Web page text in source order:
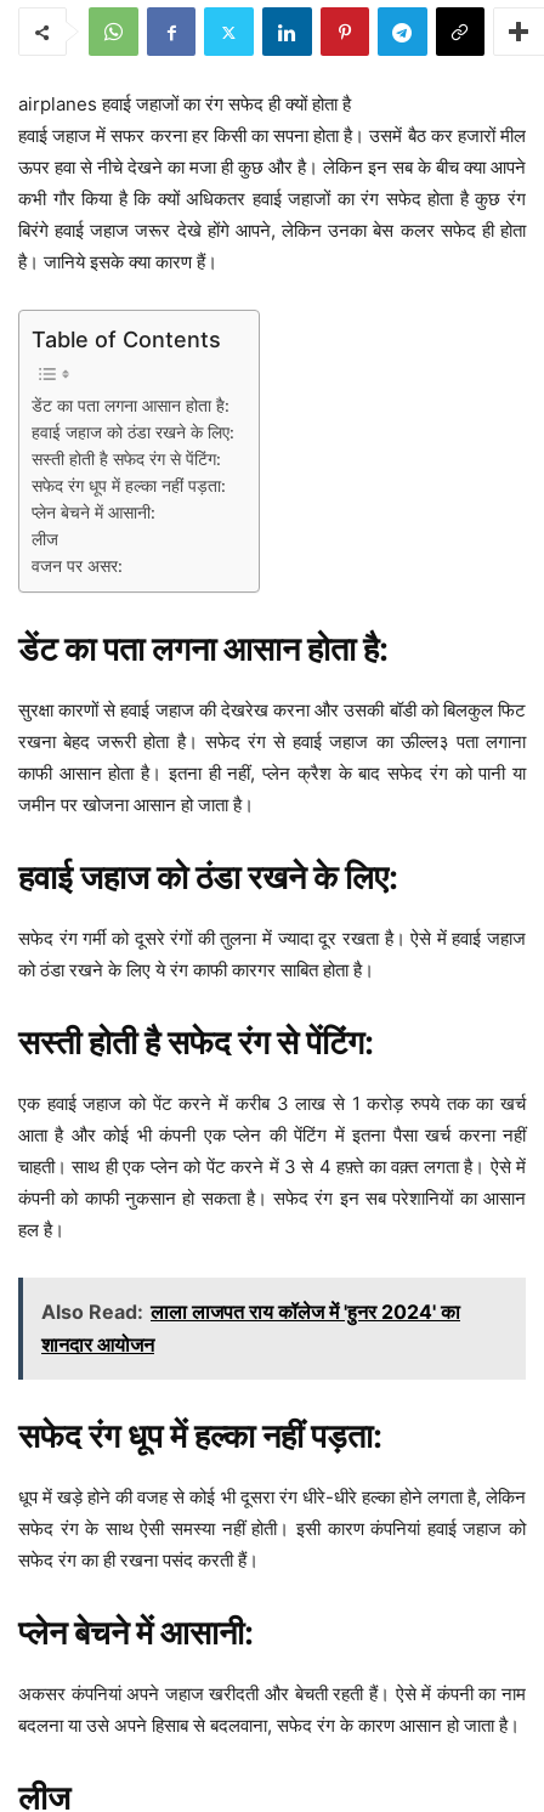
airplanes हवाई जहाजों का रंग सफेद ही क्यों होता है
हवाई जहाज में सफर करना हर किसी का सपना होता है। उसमें बैठ कर हजारों मील
ऊपर हवा से नीचे देखने का मजा ही कुछ और है। लेकिन इन सब के बीच क्या आपने
कभी गौर किया है कि क्यों अधिकतर हवाई जहाजों का रंग सफेद होता है कुछ रंग
बिरंगे हवाई जहाज जरूर देखे होंगे आपने, लेकिन उनका बेस कलर सफेद ही होता
है। जानिये इसके क्या कारण हैं।
Table of Contents
डेंट का पता लगना आसान होता है:
हवाई जहाज को ठंडा रखने के लिए:
सस्ती होती है सफेद रंग से पेंटिंग:
सफेद रंग धूप में हल्का नहीं पड़ता:
प्लेन बेचने में आसानी:
लीज
वजन पर असर:
डेंट का पता लगना आसान होता है:
सुरक्षा कारणों से हवाई जहाज की देखरेख करना और उसकी बॉडी को बिलकुल फिट
रखना बेहद जरूरी होता है। सफेद रंग से हवाई जहाज का ऊील्ल३ पता लगाना
काफी आसान होता है। इतना ही नहीं, प्लेन क्रैश के बाद सफेद रंग को पानी या
जमीन पर खोजना आसान हो जाता है।
हवाई जहाज को ठंडा रखने के लिए:
सफेद रंग गर्मी को दूसरे रंगों की तुलना में ज्यादा दूर रखता है। ऐसे में हवाई जहाज
को ठंडा रखने के लिए ये रंग काफी कारगर साबित होता है।
सस्ती होती है सफेद रंग से पेंटिंग:
एक हवाई जहाज को पेंट करने में करीब 3 लाख से 1 करोड़ रुपये तक का खर्च
आता है और कोई भी कंपनी एक प्लेन की पेंटिंग में इतना पैसा खर्च करना नहीं
चाहती। साथ ही एक प्लेन को पेंट करने में 3 से 4 हफ़्ते का वक़्त लगता है। ऐसे में
कंपनी को काफी नुकसान हो सकता है। सफेद रंग इन सब परेशानियों का आसान
हल है।
Also Read: लाला लाजपत राय कॉलेज में 'हुनर 2024' का
शानदार आयोजन
सफेद रंग धूप में हल्का नहीं पड़ता:
धूप में खड़े होने की वजह से कोई भी दूसरा रंग धीरे-धीरे हल्का होने लगता है, लेकिन
सफेद रंग के साथ ऐसी समस्या नहीं होती। इसी कारण कंपनियां हवाई जहाज को
सफेद रंग का ही रखना पसंद करती हैं।
प्लेन बेचने में आसानी:
अकसर कंपनियां अपने जहाज खरीदती और बेचती रहती हैं। ऐसे में कंपनी का नाम
बदलना या उसे अपने हिसाब से बदलवाना, सफेद रंग के कारण आसान हो जाता है।
लीज